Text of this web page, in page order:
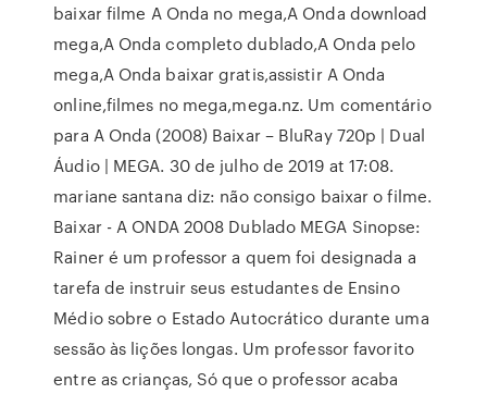
baixar filme A Onda no mega,A Onda download
mega,A Onda completo dublado,A Onda pelo
mega,A Onda baixar gratis,assistir A Onda
online,filmes no mega,mega.nz. Um comentário
para A Onda (2008) Baixar – BluRay 720p | Dual
Áudio | MEGA. 30 de julho de 2019 at 17:08.
mariane santana diz: não consigo baixar o filme.
Baixar - A ONDA 2008 Dublado MEGA Sinopse:
Rainer é um professor a quem foi designada a
tarefa de instruir seus estudantes de Ensino
Médio sobre o Estado Autocrático durante uma
sessão às lições longas. Um professor favorito
entre as crianças, Só que o professor acaba